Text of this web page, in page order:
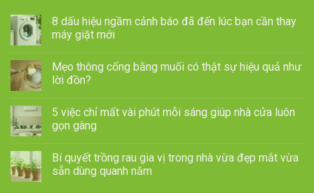
8 dấu hiệu ngầm cảnh báo đã đến lúc bạn cần thay
máy giặt mới
Mẹo thông cống bằng muối có thật sự hiệu quả như
lời đồn?
5 việc chỉ mất vài phút mỗi sáng giúp nhà cửa luôn
gọn gàng
Bí quyết trồng rau gia vị trong nhà vừa đẹp mắt vừa
sẵn dùng quanh năm